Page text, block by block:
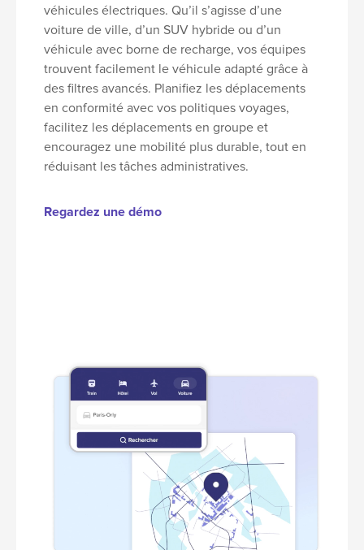
véhicules électriques. Qu’il s’agisse d’une
voiture de ville, d’un SUV hybride ou d’un
véhicule avec borne de recharge, vos équipes
trouvent facilement le véhicule adapté grâce à
des filtres avancés. Planifiez les déplacements
en conformité avec vos politiques voyages,
facilitez les déplacements en groupe et
encouragez une mobilité plus durable, tout en
réduisant les tâches administratives.
Regardez une démo